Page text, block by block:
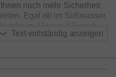
Text vollständig anzeigen
noch mehr Sicherheit
Egal ob im Süßwasser
oder im Meer auf Dorsch,
X8 überzeugt in vollem